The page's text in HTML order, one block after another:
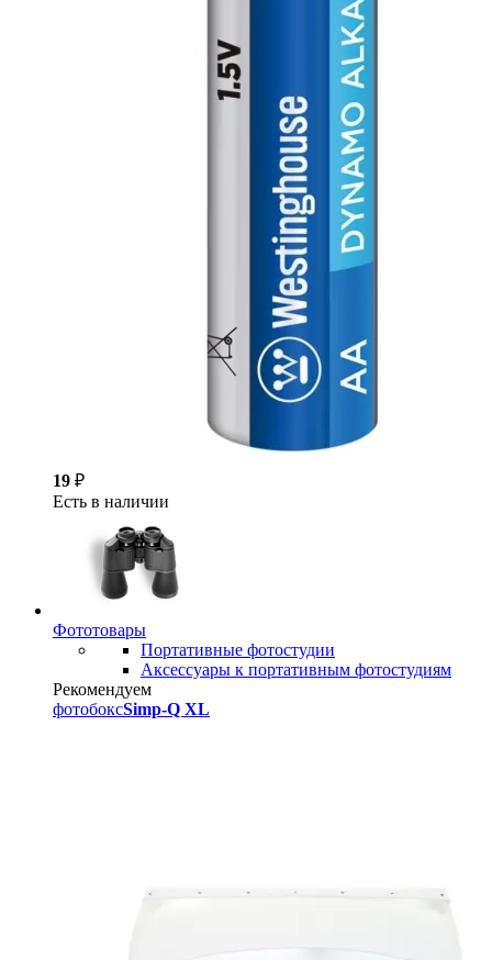
19 ₽
Есть в наличии
Фототовары
Портативные фотостудии
Аксессуары к портативным фотостудиям
Рекомендуем
фотобоксSimp-Q XL